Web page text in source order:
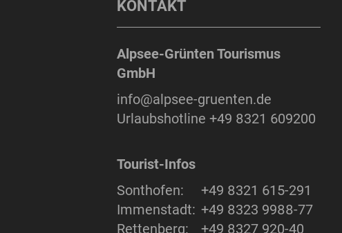
KONTAKT
Alpsee-Grünten Tourismus
GmbH
info@alpsee-gruenten.de
Urlaubshotline+49 8321 609200
Tourist-Infos
Sonthofen:
+49 8321 615-291
Immenstadt: +49 8323 9988-77
Rettenberg:
+49 8327 920-40